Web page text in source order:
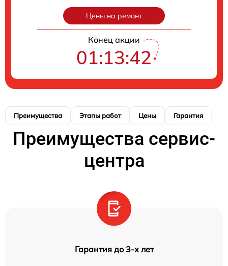
Цены на ремонт
Конец акции
01:13:41
Преимущества Этапы работ Цены Гарантия
Преимущества сервис-
центра
Гарантия до 3-х лет